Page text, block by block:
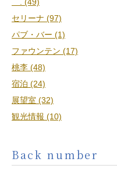
. (49)
セリーナ (97)
パブ・バー (1)
ファウンテン (17)
桃李 (48)
宿泊 (24)
展望室 (32)
観光情報 (10)
Back number